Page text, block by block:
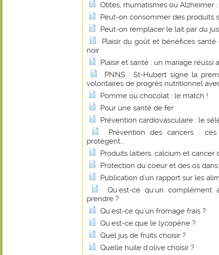
Otites, rhumatismes ou Alzheimer
Peut-on consommer des produits
Peut-on remplacer le lait par du
Plaisir du goût et bénéfices
noir
Plaisir et santé : un mariage réussi
PNNS : St-Hubert signe la
volontaires de progrès nutritionnel
Pomme ou chocolat : le match !
Pour une santé de fer
Prévention cardiovasculaire : le
Prévention des cancers :
protègent...
Produits laitiers, calcium et cancer
Protection du coeur et des os
Publication d'un rapport sur les
Qu'est-ce qu'un complément
prendre ?
Qu'est-ce qu'un fromage frais ?
Qu'est-ce que le lycopène ?
Quel jus de fruits choisir ?
Quelle huile d'olive choisir ?